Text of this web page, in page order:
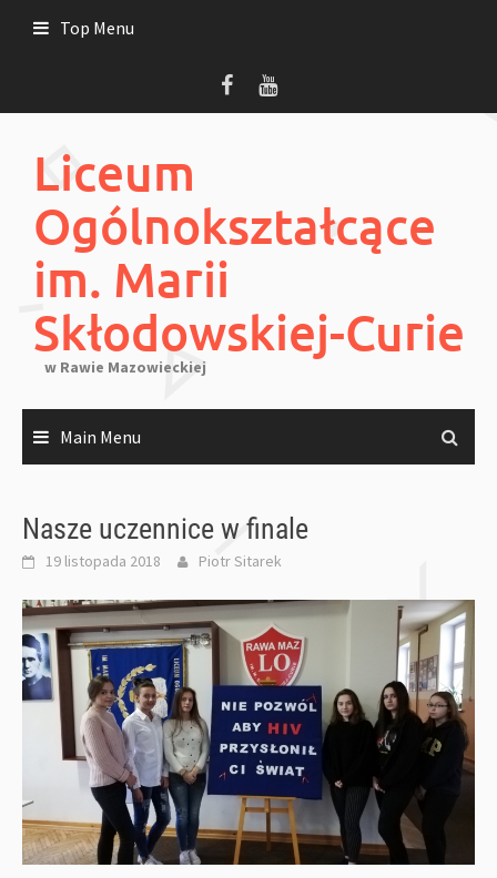
Top Menu
Liceum
Ogólnokształcące
im. Marii
Skłodowskiej-Curie
w Rawie Mazowieckiej
Main Menu
Nasze uczennice w finale
19 listopada 2018 Piotr Sitarek